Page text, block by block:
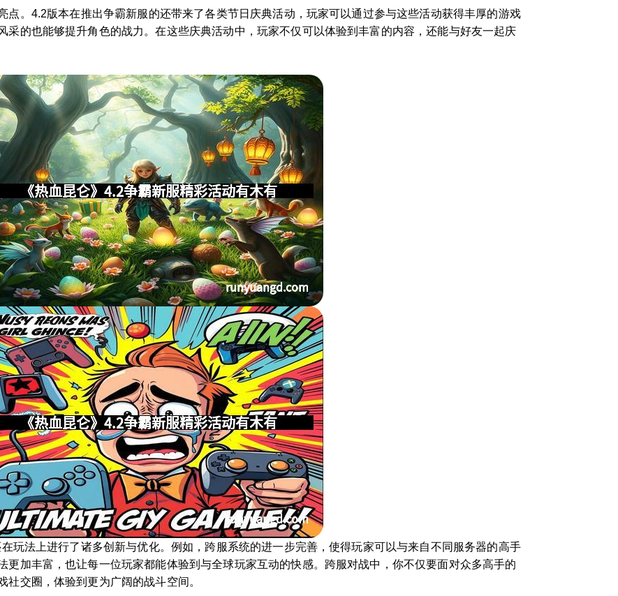
点。4.2版本在推出争霸新服的还带来了各类节日庆典活动，玩家可以通过参与这些活动获得丰厚的游戏
采的也能够提升角色的战力。在这些庆典活动中，玩家不仅可以体验到丰富的内容，还能与好友一起庆
玩法上进行了诸多创新与优化。例如，跨服系统的进一步完善，使得玩家可以与来自不同服务器的高手
更加丰富，也让每一位玩家都能体验到与全球玩家互动的快感。跨服对战中，你不仅要面对众多高手的
交圈，体验到更为广阔的战斗空间。